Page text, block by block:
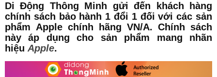
Di Động Thông Minh gửi đến khách hàng
chính sách bảo hành 1 đổi 1 đối với các sản
phẩm Apple chính hãng VN/A. Chính sách
này áp dụng cho sản phẩm mang nhãn
hiệu Apple.